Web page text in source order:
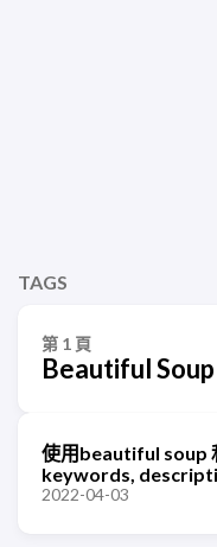
TAGS
第 1 頁
Beautiful Soup
使用beautiful soup
keywords,
2022-04-03